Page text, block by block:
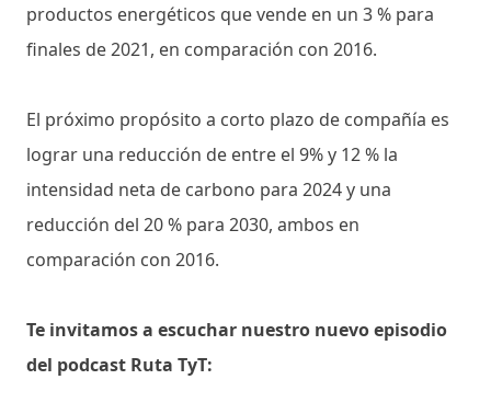
productos energéticos que vende en un 3 % para
finales de 2021, en comparación con 2016.
El próximo propósito a corto plazo de compañía es
lograr una reducción de entre el 9% y 12 % la
intensidad neta de carbono para 2024 y una
reducción del 20 % para 2030, ambos en
comparación con 2016.
Te invitamos a escuchar nuestro nuevo episodio
del podcast Ruta TyT: